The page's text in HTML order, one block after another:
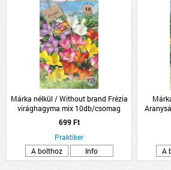
Márka nélkül / Without brand Frézia
virághagyma mix 10db/csomag
699 Ft
Praktiker
A bolthoz
Info
A